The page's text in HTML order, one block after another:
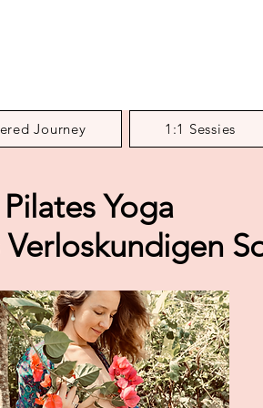
Journey 1:1 Sessies
Pilates Yoga